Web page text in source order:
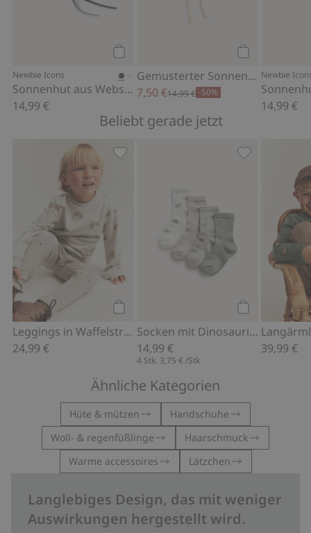
Newbie Icons
Sonnenhut aus Webstoff
14,99 €
Gemusterter Sonnenhut mit Bindeband
7,50 €14,99 € -50%
Newbie
14,99 €
Beliebt gerade jetzt
Leggings in Waffelstruktur
24,99 €
Leggings in Waffelstruktur, Zu
Socken mit Dinosaurier-Motiv, 4er-Pack
14,99 €
4 Stk. 3,75 € /Stk
Socken mit
39,99 €
Ähnliche Kategorien
Hüte & mützen
Handschuhe
Woll- & regenfüßlinge
Haarschmuck
Warme accessoires
Lätzchen
Langlebiges Design, das mit weniger
Auswirkungen hergestellt wird.